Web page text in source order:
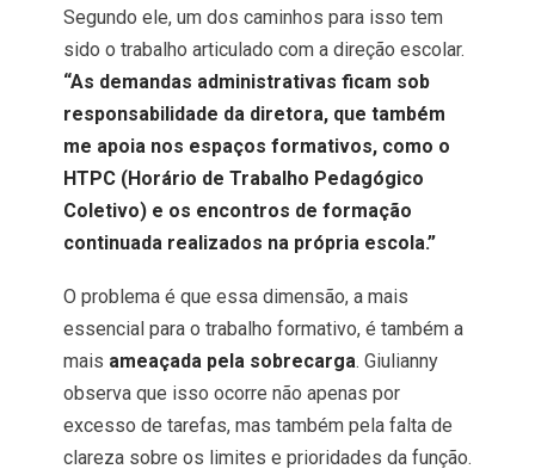
Segundo ele, um dos caminhos para isso tem
sido o trabalho articulado com a direção escolar.
“As demandas administrativas ficam sob
responsabilidade da diretora, que também
me apoia nos espaços formativos, como o
HTPC (Horário de Trabalho Pedagógico
Coletivo) e os encontros de formação
continuada realizados na própria escola.”
O problema é que essa dimensão, a mais
essencial para o trabalho formativo, é também a
mais ameaçada pela sobrecarga. Giulianny
observa que isso ocorre não apenas por
excesso de tarefas, mas também pela falta de
clareza sobre os limites e prioridades da função.